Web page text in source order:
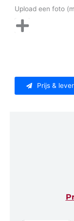
Upload een foto
Prijs &